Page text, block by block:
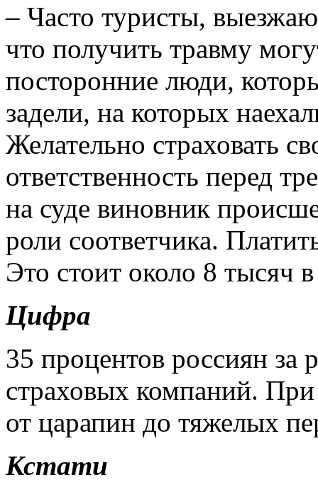
– Часто туристы,
что получить травму
посторонние люди,
задели, на которых
Желательно страховать
ответственность перед
на суде виновник
роли соответчика.
Это стоит около 8 тысяч
Цифра
35 процентов россиян за
страховых компаний.
от царапин до тяжелых
Кстати